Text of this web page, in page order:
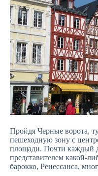
Пройдя Черные ворота,
пешеходную зону с
площади. Почти каждый
представителем какой-
барокко, Ренессанса,